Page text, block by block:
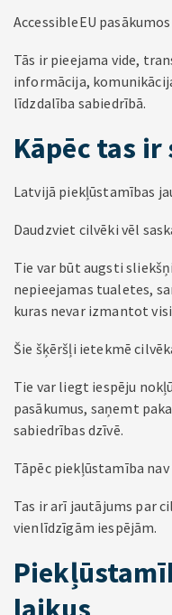
AccessibleEU
Tās ir pieejama vide,
informācija,
līdzdalība sabiedrībā.
Kāpēc tas
Latvijā piekļūstamības
Daudzviet cilvēki vēl
Tie var būt augsti
nepieejamas tualetes,
kuras nevar izmantot
Šie šķēršļi ietekmē
Tie var liegt iespēju
pasākumus, saņemt
sabiedrības dzīvē.
Tāpēc piekļūstamība
Tas ir arī jautājums par
vienlīdzīgām iespējām.